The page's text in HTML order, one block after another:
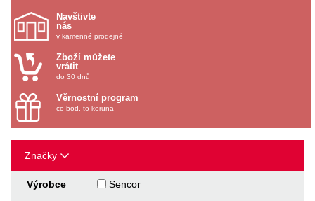
Navštivte
nás
v kamenné prodejně
Zboží můžete
vrátit
do 30 dnů
Věrnostní program
co bod, to koruna
Značky
Výrobce Sencor